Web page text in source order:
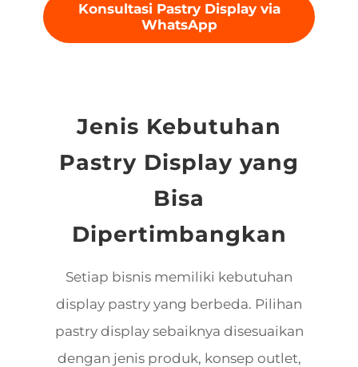
Konsultasi Pastry Display via
WhatsApp
Jenis Kebutuhan
Pastry Display yang
Bisa
Dipertimbangkan
Setiap bisnis memiliki kebutuhan
display pastry yang berbeda. Pilihan
pastry display sebaiknya disesuaikan
dengan jenis produk, konsep outlet,